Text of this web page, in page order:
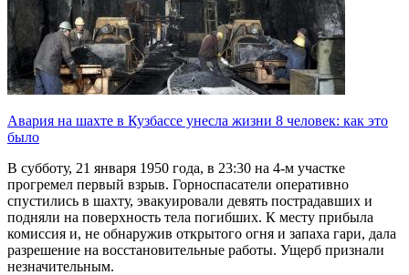
Авария на шахте в Кузбассе унесла жизни 8 человек: как это
было
В субботу, 21 января 1950 года, в 23:30 на 4-м участке
прогремел первый взрыв. Горноспасатели оперативно
спустились в шахту, эвакуировали девять пострадавших и
подняли на поверхность тела погибших. К месту прибыла
комиссия и, не обнаружив открытого огня и запаха гари, дала
разрешение на восстановительные работы. Ущерб признали
незначительным.